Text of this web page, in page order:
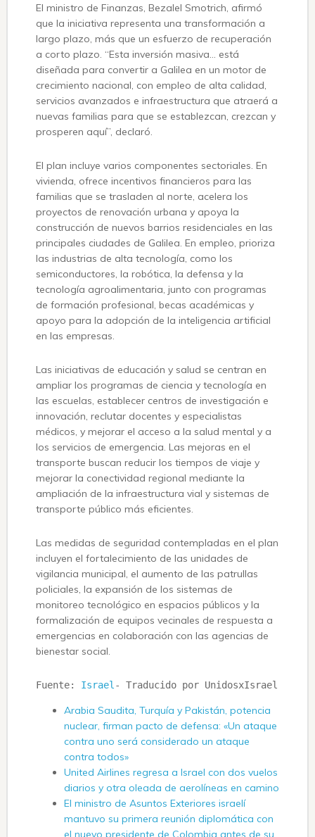
El ministro de Finanzas, Bezalel Smotrich, afirmó
que la iniciativa representa una transformación a
largo plazo, más que un esfuerzo de recuperación
a corto plazo. “Esta inversión masiva… está
diseñada para convertir a Galilea en un motor de
crecimiento nacional, con empleo de alta calidad,
servicios avanzados e infraestructura que atraerá a
nuevas familias para que se establezcan, crezcan y
prosperen aquí”, declaró.
El plan incluye varios componentes sectoriales. En
vivienda, ofrece incentivos financieros para las
familias que se trasladen al norte, acelera los
proyectos de renovación urbana y apoya la
construcción de nuevos barrios residenciales en las
principales ciudades de Galilea. En empleo, prioriza
las industrias de alta tecnología, como los
semiconductores, la robótica, la defensa y la
tecnología agroalimentaria, junto con programas
de formación profesional, becas académicas y
apoyo para la adopción de la inteligencia artificial
en las empresas.
Las iniciativas de educación y salud se centran en
ampliar los programas de ciencia y tecnología en
las escuelas, establecer centros de investigación e
innovación, reclutar docentes y especialistas
médicos, y mejorar el acceso a la salud mental y a
los servicios de emergencia. Las mejoras en el
transporte buscan reducir los tiempos de viaje y
mejorar la conectividad regional mediante la
ampliación de la infraestructura vial y sistemas de
transporte público más eficientes.
Las medidas de seguridad contempladas en el plan
incluyen el fortalecimiento de las unidades de
vigilancia municipal, el aumento de las patrullas
policiales, la expansión de los sistemas de
monitoreo tecnológico en espacios públicos y la
formalización de equipos vecinales de respuesta a
emergencias en colaboración con las agencias de
bienestar social.
Fuente: Israel - Traducido por UnidosxIsrael
Arabia Saudita, Turquía y Pakistán, potencia
nuclear, firman pacto de defensa: «Un ataque
contra uno será considerado un ataque
contra todos»
United Airlines regresa a Israel con dos vuelos
diarios y otra oleada de aerolíneas en camino
El ministro de Asuntos Exteriores israelí
mantuvo su primera reunión diplomática con
el nuevo presidente de Colombia antes de su